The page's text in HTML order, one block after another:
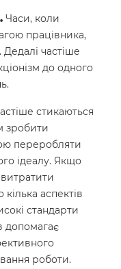
Часи, коли
працівника,
частіше
до одного
стикаються
зробити
переробляти
ідеалу. Якщо
аспектів
стандарти
допомагає
роботи.